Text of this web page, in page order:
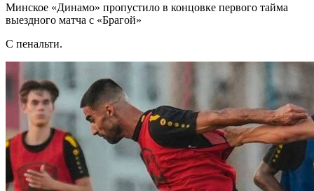
Минское «Динамо» пропустило в концовке первого тайма
выездного матча с «Брагой»
С пенальти.